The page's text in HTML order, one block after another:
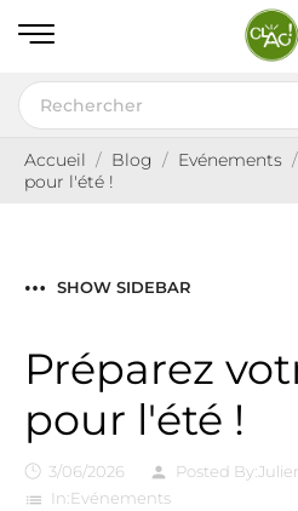
Accueil Blog Evénements
pour l'été !
SHOW SIDEBAR
Préparez
pour l'été !
3/06/2026 person Posted By:
list
In:Evénements